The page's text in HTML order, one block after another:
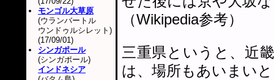
（Wikipedia参考）
三重県というと、近
は、場所もあいまい
モンゴル大草原
(ウランバートル
ウンドゥルシレット)
(17/09/01)
シンガポール
(シンガポール)
インドネシア